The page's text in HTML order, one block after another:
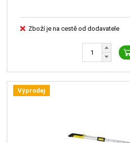
Zboží je na cestě od dodavatele
Výprodej